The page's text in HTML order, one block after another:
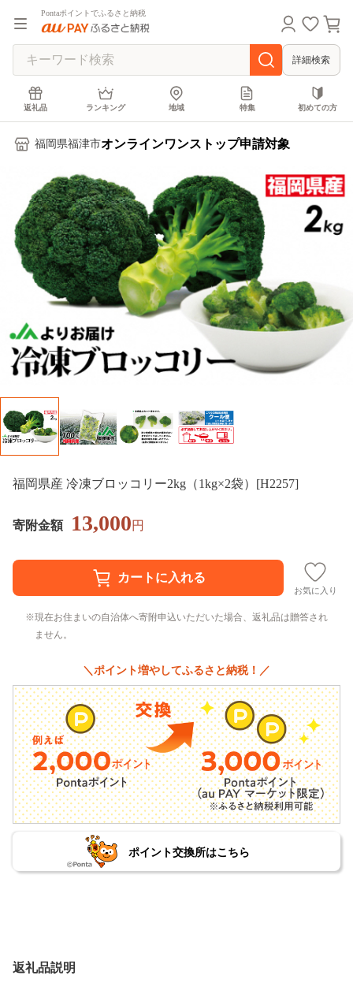
Pontaポイントでふるさと納税
詳細検索
返礼品 ランキング 地域 特集 初めての方
福岡県福津市オンラインワンストップ申請対象
福岡県産 冷凍ブロッコリー2kg（1kg×2袋）[H2257]
寄附金額 13,000円
お気に入り
現在お住まいの自治体へ寄附申込いただいた場合、返礼品は贈答され
ません。
＼ポイント増やしてふるさと納税！／
ポイント交換所はこちら
返礼品説明